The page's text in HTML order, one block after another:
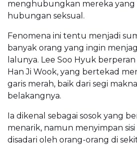
menghubungkan mereka
hubungan seksual.
Fenomena ini tentu menjadi
banyak orang yang ingin
lalunya. Lee Soo Hyuk
Han Ji Wook, yang bertekad
garis merah, baik dari segi
belakangnya.
Ia dikenal sebagai sosok yang
menarik, namun menyimpan
disadari oleh orang-orang di